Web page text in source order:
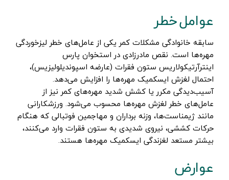
عوامل خطر
سابقه خانوادگی مشکلات کمر یکی از عامل‌های خطر لیزخوردگی
مهره‌ها است. نقص مادرزادی در استخوان پارس
اینترآرتیکولاریس ستون فقرات (عارضه اسپوندیلولیزیس)،
احتمال لغزش ایسکمیک مهره‌ها را افزایش می‌دهد.
آسیب‌دیدگی مکرر یا کشش شدید مهره‌های کمر نیز از
عامل‌های خطر لغزش مهره‌ها محسوب می‌شود. ورزشکارانی
مانند ژیمناست‌ها، وزنه برداران و مهاجمین فوتبالی که هنگام
حرکات کششی، نیروی شدیدی به ستون فقرات وارد می‌کنند،
بیشتر مستعد لغزندگی ایسکمیک مهره‌ها هستند.
عوارض